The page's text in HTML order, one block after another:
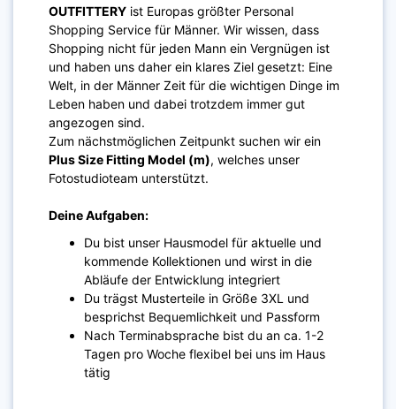
OUTFITTERY ist Europas größter Personal
Shopping Service für Männer. Wir wissen, dass
Shopping nicht für jeden Mann ein Vergnügen ist
und haben uns daher ein klares Ziel gesetzt: Eine
Welt, in der Männer Zeit für die wichtigen Dinge im
Leben haben und dabei trotzdem immer gut
angezogen sind.
Zum nächstmöglichen Zeitpunkt suchen wir ein
Plus Size Fitting Model (m), welches unser
Fotostudioteam unterstützt.
Deine Aufgaben:
Du bist unser Hausmodel für aktuelle und
kommende Kollektionen und wirst in die
Abläufe der Entwicklung integriert
Du trägst Musterteile in Größe 3XL und
besprichst Bequemlichkeit und Passform
Nach Terminabsprache bist du an ca. 1-2
Tagen pro Woche flexibel bei uns im Haus
tätig